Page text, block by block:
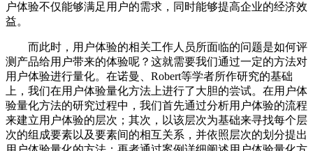
户体验不仅能够满足用户的需求，同时能够提高企业的经济效
益。
而此时，用户体验的相关工作人员所面临的问题是如何评
测产品给用户带来的体验呢？这就需要我们通过一定的方法对
用户体验进行量化。在诺曼、Robert等学者所作研究的基础
上，我们在用户体验量化方法上进行了大胆的尝试。在用户体
验量化方法的研究过程中，我们首先通过分析用户体验的流程
来建立用户体验的层次；其次，以该层次为基础来寻找每个层
次的组成要素以及要素间的相互关系，并依照层次的划分提出